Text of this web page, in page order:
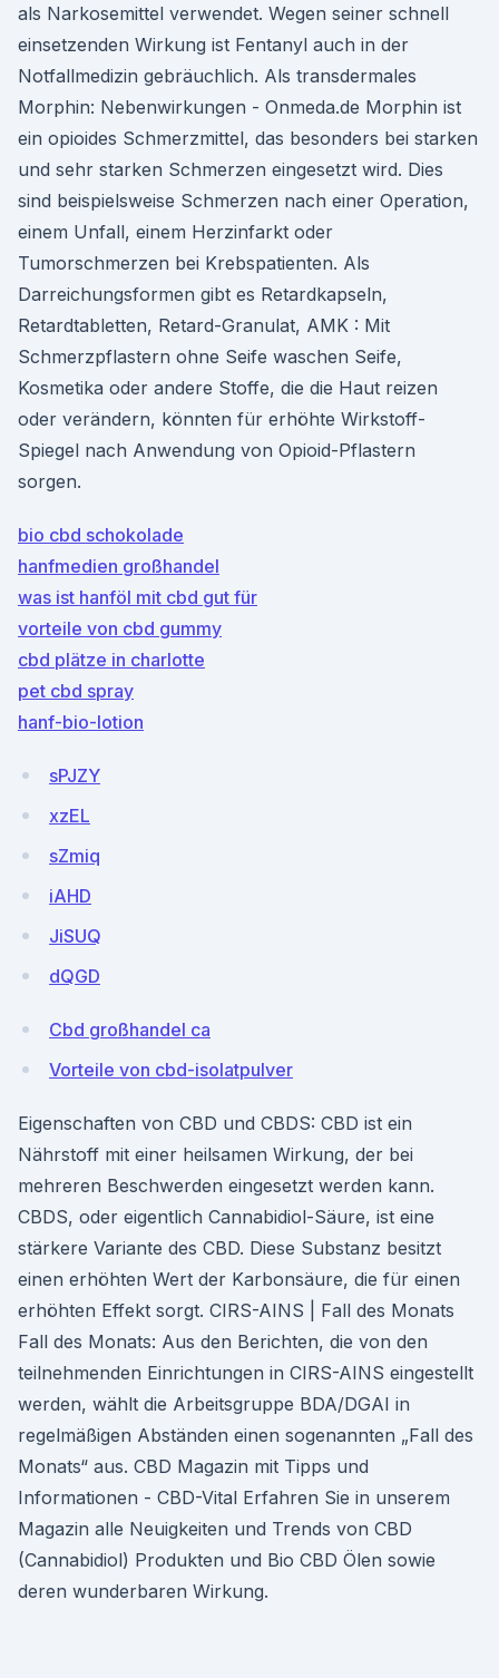
als Narkosemittel verwendet. Wegen seiner schnell
einsetzenden Wirkung ist Fentanyl auch in der
Notfallmedizin gebräuchlich. Als transdermales
Morphin: Nebenwirkungen - Onmeda.de Morphin ist
ein opioides Schmerzmittel, das besonders bei starken
und sehr starken Schmerzen eingesetzt wird. Dies
sind beispielsweise Schmerzen nach einer Operation,
einem Unfall, einem Herzinfarkt oder
Tumorschmerzen bei Krebspatienten. Als
Darreichungsformen gibt es Retardkapseln,
Retardtabletten, Retard-Granulat, AMK : Mit
Schmerzpflastern ohne Seife waschen Seife,
Kosmetika oder andere Stoffe, die die Haut reizen
oder verändern, könnten für erhöhte Wirkstoff-
Spiegel nach Anwendung von Opioid-Pflastern
sorgen.
bio cbd schokolade
hanfmedien großhandel
was ist hanföl mit cbd gut für
vorteile von cbd gummy
cbd plätze in charlotte
pet cbd spray
hanf-bio-lotion
sPJZY
xzEL
sZmiq
iAHD
JiSUQ
dQGD
Cbd großhandel ca
Vorteile von cbd-isolatpulver
Eigenschaften von CBD und CBDS: CBD ist ein
Nährstoff mit einer heilsamen Wirkung, der bei
mehreren Beschwerden eingesetzt werden kann.
CBDS, oder eigentlich Cannabidiol-Säure, ist eine
stärkere Variante des CBD. Diese Substanz besitzt
einen erhöhten Wert der Karbonsäure, die für einen
erhöhten Effekt sorgt. CIRS-AINS | Fall des Monats
Fall des Monats: Aus den Berichten, die von den
teilnehmenden Einrichtungen in CIRS-AINS eingestellt
werden, wählt die Arbeitsgruppe BDA/DGAI in
regelmäßigen Abständen einen sogenannten „Fall des
Monats“ aus. CBD Magazin mit Tipps und
Informationen - CBD-Vital Erfahren Sie in unserem
Magazin alle Neuigkeiten und Trends von CBD
(Cannabidiol) Produkten und Bio CBD Ölen sowie
deren wunderbaren Wirkung.